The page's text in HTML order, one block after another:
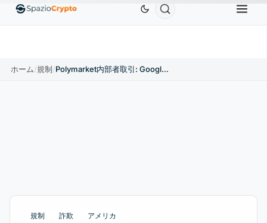
EthereumETH$1,880.58 USDT $0.9991 BNB
ホーム/規制/ Polymarket内部者取引: Googleエンジニアが120万ドルを不正取得
規制 詐欺 アメリカ